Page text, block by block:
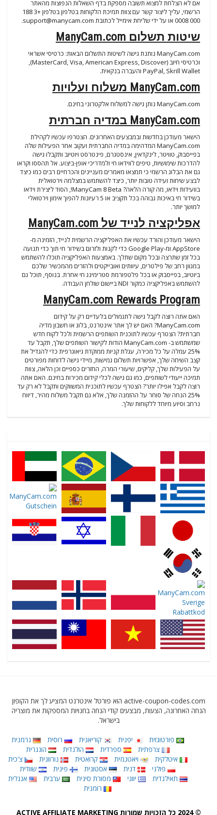
אם לא הצלחת למצוא תשובה מספקת בדף השאלות הנפוצות מהאתר
הרשמי, עליך ליצור קשר עם צוות תמיכת הלקוחות בטלפון בטלפון +3 188
000 0008 או על ידי שליחת אימייל לכתובת
support@manycam.com
.
שיטות תשלום ManyCam.com
ManyCam.com נותנת גישה לשיטות התשלום הבאות: כרטיסי אשראי
וכרטיסי חיוב (MasterCard, Visa, American Express, Discover),
PayPal, Skrill Wallet והעברה בנקאית.
ManyCam.com משלוח ועלויות
ManyCam.com נותן גישה למשלוח אלקטרוני בחינם.
ManyCam.com במדיה חברתית
הישאר מעודכן בחדשות ובמבצעים האחרונים. הצטרפו עכשיו לקהילת
ManyCam.com המדהימה במדיה החברתית ועקוב אחר הפעילות שלה
בפייסבוק, טוויטר, לינקדאין, אינסטגרם, פינטרסט ויוטיוב ותקבלו גישה
להדרכות שימושיות, טיפים לווידאו חי ולמדריכי אופן-ביצוע. אל תהססו וקראו
גם את הבלוג הרשמי כי תמצאו מאמרים מעניינים והכרחיים רבים כמו כיצד
לבצע שיחות ועידה טובות יותר, כיצד להשתמש במצלמה וירטואלית
בוועידות וידאו, מה קורה הלאה? ManyCam 8 Beta!, הסוד ליצירת וידאו
בשידור חי באיכות גבוהה בכל תקציב או 5 רעיונות להפוך אימון וירטואלי
למושך יותר.
אפליקציה לנייד של ManyCam.com
הישאר מעודכן והורד עכשיו את האפליקציה הרשמית לנייד, הזמינה מ-
AppStore ומ-Google Play כדי לקנות ולזרום בשידור חי תוך כדי תנועה
בכל זמן שתרצה ובכל מקום שתלך. באמצעות האפליקציה תוכלו להשתמש
במגוון רחב של פילטרים, עיוותים ואובייקטים ולהזרים מהמכשיר שלכם
ביוטיוב, בפייסבוק או בכל פלטפורמת סטרימינג חי אחרת. בנוסף, תוכל גם
להשתמש באפליקציה כמקור NDI ביישום שולחן העבודה.
ManyCam.com Rewards Program
האם אתה רוצה לקבל גישה לתגמולים בלעדיים רק על קידום
ManyCam.com? האם יש לך אתר אינטרנט, בלוג או חשבון מדיה
חברתית? הצטרף עכשיו לתוכנית השותפים הרשמית ולכל לקוח חדש
שמשתמש ב- ManyCam.com הודות לקישור השותפים שלך, תקבל עד
25% עמלה על כל מכירה, עגלת קניות ממוקדת גיאוגרפית כדי להגדיל את
קצב השיחה שלך, אפשרויות תשלום גמישות, מיידי גישה לדוחות מפורטים
על הפעילות שלך, קליקים, שיעורי המרה, החזרים כספיים וכן הלאה, צוות
תמיכה ייעודי לשותפים, כמו גם גישה לכלי קידום מכירות בחינם. האם אתה
רוצה לקבל אפילו יותר? הצטרף עכשיו לתוכנית המשווקים ותקבל לא רק עד
25% הנחה של סוחר על ההזמנה שלך, אלא גם תקבל משלוח מהיר, דיווח
נרחב וסיוע מיוחד ללקוחות שלך.
active-coupon-codes.com הוא פורטל אינטרנט המציע לך את הקופון
הנחה האחרונה, הצעות, מבצעים קודי הנחה בחנויות המספקות את מוצריה
בישראל.
פורטוגזית יפנית קוריאנית רוסית
גרמנית
צרפתית
ספרדית הולנדית
הונגרית
איטלקית
ויאטנמית קרואטית נורווגית
צ'כית
פולני
דנית אסטונית פינית
שוודית
תאילנדית
יווני מסורת סינית ערבית
אנגלית
רומנית
© 2024 כל הזכויות שמורות ACTIVE AFFILIATE MARKETING